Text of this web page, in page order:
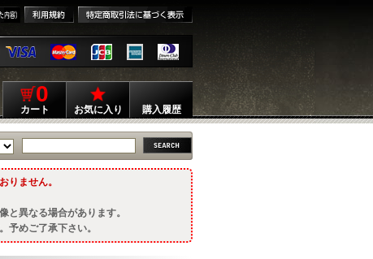
0
カート お気に入り 購入履歴
りません。
と異なる場合があります。
予めご了承下さい。